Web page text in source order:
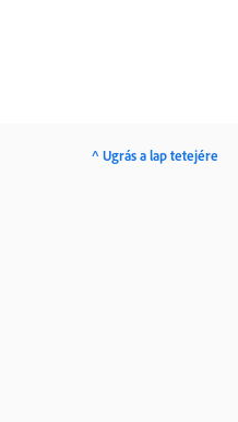
^ Ugrás a lap tetejére